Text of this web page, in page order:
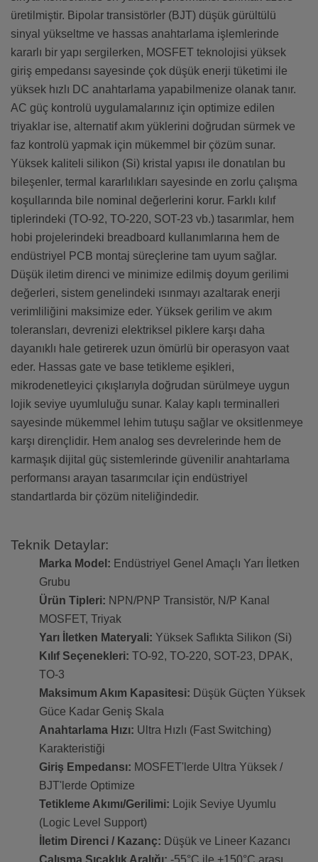
üretilmiştir. Bipolar transistörler (BJT) düşük gürültülü
sinyal yükseltme ve hassas anahtarlama işlemlerinde
kararlı bir yapı sergilerken, MOSFET teknolojisi yüksek
giriş empedansı sayesinde çok düşük enerji tüketimi ile
yüksek hızlı DC anahtarlama yapabilmenize olanak tanır.
AC güç kontrolü uygulamalarınız için optimize edilen
triyaklar ise, alternatif akım yüklerini doğrudan sürmek ve
faz kontrolü yapmak için mükemmel bir çözüm sunar.
Yüksek kaliteli silikon (Si) kristal yapısı ile donatılan bu
bileşenler, termal kararlılıkları sayesinde en zorlu çalışma
koşullarında bile nominal değerlerini korur. Farklı kılıf
tiplerindeki (TO-92, TO-220, SOT-23 vb.) tasarımlar, hem
hobi projelerindeki breadboard kullanımlarına hem de
endüstriyel PCB montaj süreçlerine tam uyum sağlar.
Düşük iletim direnci ve minimize edilmiş doyum gerilimi
değerleri, sistem genelindeki ısınmayı azaltarak enerji
verimliliğini maksimize eder. Yüksek gerilim ve akım
toleransları, devrenizi elektriksel piklere karşı daha
dayanıklı hale getirerek uzun ömürlü bir operasyon vaat
eder. Hassas gate ve base tetikleme eşikleri,
mikrodenetleyici çıkışlarıyla doğrudan sürülmeye uygun
lojik seviye uyumluluğu sunar. Kalay kaplı terminalleri
sayesinde mükemmel lehim tutuşu sağlar ve oksitlenmeye
karşı dirençlidir. Hem analog ses devrelerinde hem de
karmaşık dijital güç sistemlerinde güvenilir anahtarlama
performansı arayan tasarımcılar için endüstriyel
standartlarda bir çözüm niteliğindedir.
Teknik Detaylar:
Marka Model: Endüstriyel Genel Amaçlı Yarı İletken
Grubu
Ürün Tipleri: NPN/PNP Transistör, N/P Kanal
MOSFET, Triyak
Yarı İletken Materyali: Yüksek Saflıkta Silikon (Si)
Kılıf Seçenekleri: TO-92, TO-220, SOT-23, DPAK,
TO-3
Maksimum Akım Kapasitesi: Düşük Güçten Yüksek
Güce Kadar Geniş Skala
Anahtarlama Hızı: Ultra Hızlı (Fast Switching)
Karakteristiği
Giriş Empedansı: MOSFET'lerde Ultra Yüksek /
BJT'lerde Optimize
Tetikleme Akımı/Gerilimi: Lojik Seviye Uyumlu
(Logic Level Support)
İletim Direnci / Kazanç: Düşük ve Lineer Kazancı
Çalışma Sıcaklık Aralığı: -55°C ile +150°C arası